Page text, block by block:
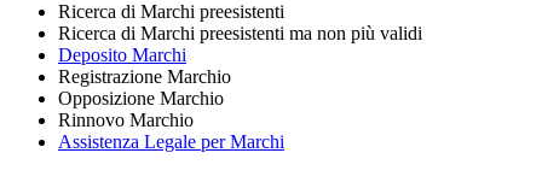
Ricerca di Marchi preesistenti
Ricerca di Marchi preesistenti ma non più validi
Deposito Marchi
Registrazione Marchio
Opposizione Marchio
Rinnovo Marchio
Assistenza Legale per Marchi